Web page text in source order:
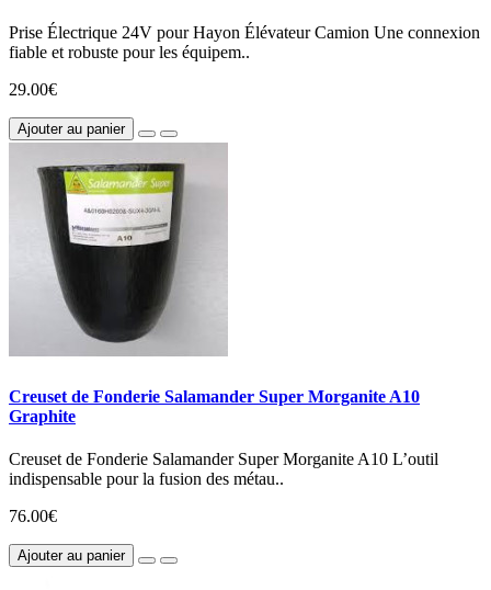
Prise Électrique 24V pour Hayon Élévateur Camion Une connexion
fiable et robuste pour les équipem..
29.00€
Ajouter au panier
Creuset de Fonderie Salamander Super Morganite A10
Graphite
Creuset de Fonderie Salamander Super Morganite A10 L’outil
indispensable pour la fusion des métau..
76.00€
Ajouter au panier